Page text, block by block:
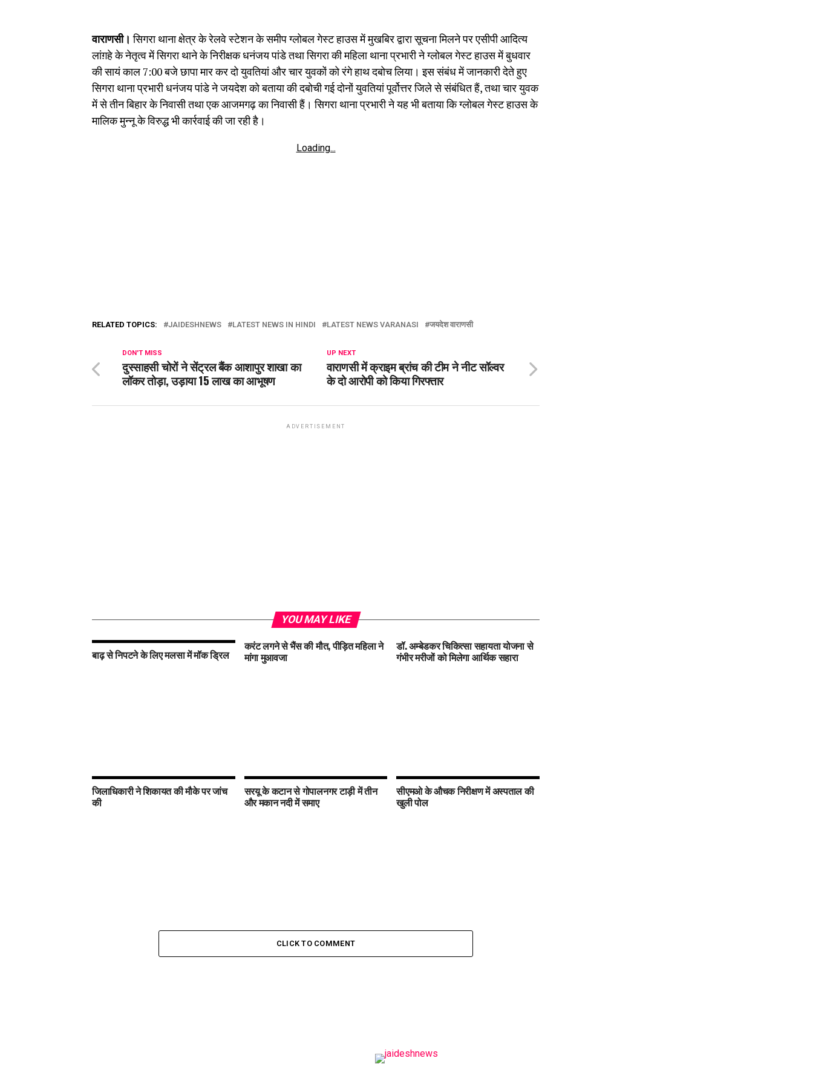
वाराणसी। सिगरा थाना क्षेत्र के रेलवे स्टेशन के समीप ग्लोबल गेस्ट हाउस में मुखबिर द्वारा सूचना मिलने पर एसीपी आदित्य
लांग़हे के नेतृत्व में सिगरा थाने के निरीक्षक धनंजय पांडे तथा सिगरा की महिला थाना प्रभारी ने ग्लोबल गेस्ट हाउस में बुधवार
की सायं काल 7:00 बजे छापा मार कर दो युवतियां और चार युवकों को रंगे हाथ दबोच लिया। इस संबंध में जानकारी देते हुए
सिगरा थाना प्रभारी धनंजय पांडे ने जयदेश को बताया की दबोची गई दोनों युवतियां पूर्वोत्तर जिले से संबंधित हैं, तथा चार युवक
में से तीन बिहार के निवासी तथा एक आजमगढ़ का निवासी हैं। सिगरा थाना प्रभारी ने यह भी बताया कि ग्लोबल गेस्ट हाउस के
मालिक मुन्नू के विरुद्ध भी कार्रवाई की जा रही है।
Loading...
RELATED TOPICS: JAIDESHNEWS LATEST NEWS IN HINDI LATEST NEWS VARANASI जयदेश वाराणसी
UP NEXT
वाराणसी में क्राइम ब्रांच की टीम ने नीट सॉल्वर
के दो आरोपी को किया गिरफ्तार
DON'T MISS
दुस्साहसी चोरों ने सेंट्रल बैंक आशापुर शाखा का
लॉकर तोड़ा, उड़ाया 15 लाख का आभूषण
ADVERTISEMENT
YOU MAY LIKE
बाढ़ से निपटने के लिए मलसा में मॉक ड्रिल
करंट लगने से भैंस की मौत, पीड़ित महिला ने
मांगा मुआवजा
डॉ. अम्बेडकर चिकित्सा सहायता योजना से
गंभीर मरीजों को मिलेगा आर्थिक सहारा
जिलाधिकारी ने शिकायत की मौके पर जांच
की
सरयू के कटान से गोपालनगर टाड़ी में तीन
और मकान नदी में समाए
सीएमओ के औचक निरीक्षण में अस्पताल की
खुली पोल
CLICK TO COMMENT